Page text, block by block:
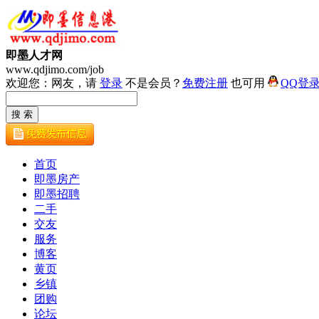
即墨人才网
www.qdjimo.com/job
欢迎您：网友，请 登录 不是会员？ 免费注册 也可用 QQ登
首页
即墨房产
即墨招聘
二手
交友
服务
博客
黄页
乡镇
团购
论坛